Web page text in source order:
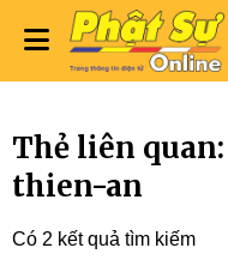
Thẻ liên
thien-an
Có 2 kết quả tìm kiếm